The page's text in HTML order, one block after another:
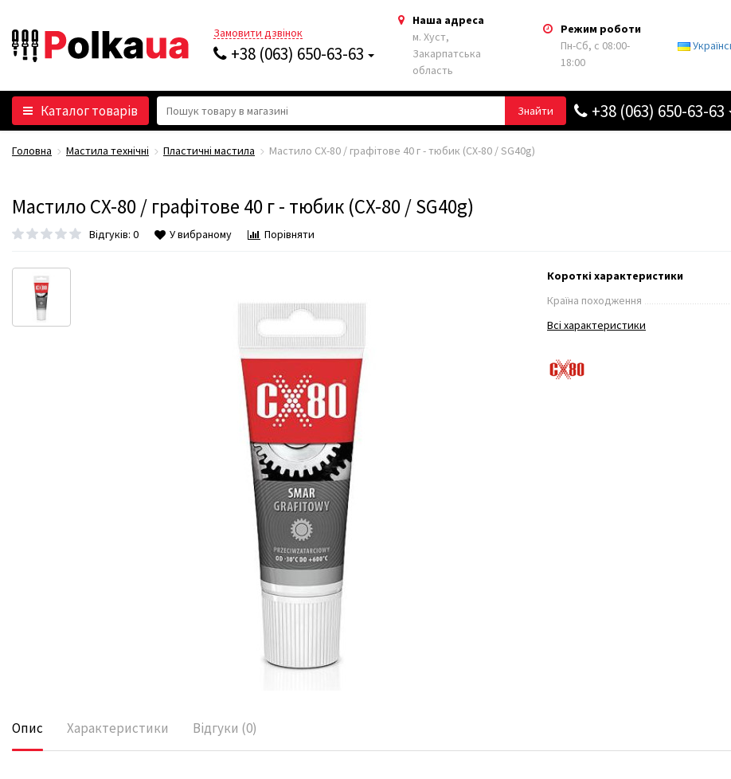
Замовити дзвінок
+38 (063) 650-63-63
Наша адреса
м. Хуст,
Закарпатська
область
Режим роботи
Пн-Сб, с 08:00-
18:00
Каталог товарів Знайти +38 (063) 650-63-63
Головна Мастила технічні Пластичні мастила Мастило CX-80 / графітове 40 г - тюбик (CX-80 / SG40g)
Мастило CX-80 / графітове 40 г - тюбик (CX-80 / SG40g)
Відгуків: 0 У вибраному Порівняти
Короткі характеристики
Країна походження
Всі характеристики
Опис Характеристики Відгуки (0)